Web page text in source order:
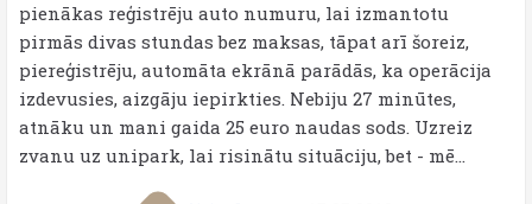
pienākas reģistrēju auto numuru, lai izmantotu
pirmās divas stundas bez maksas, tāpat arī šoreiz,
piereģistrēju, automāta ekrānā parādās, ka operācija
izdevusies, aizgāju iepirkties. Nebiju 27 minūtes,
atnāku un mani gaida 25 euro naudas sods. Uzreiz
zvanu uz unipark, lai risinātu situāciju, bet - mē...